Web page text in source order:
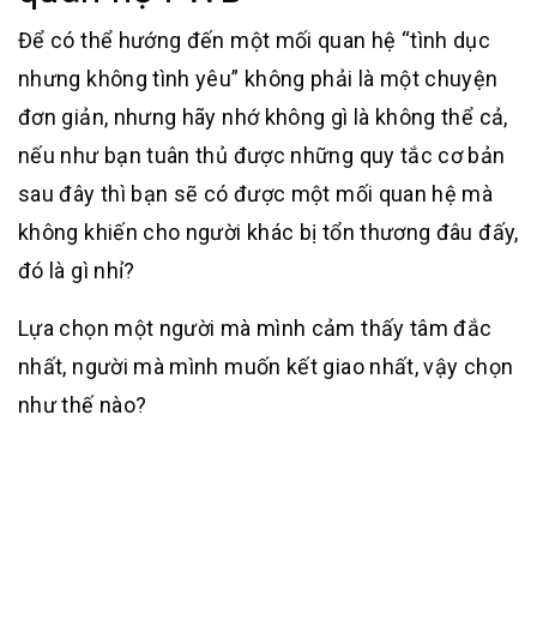
Để có thể hướng đến một mối quan hệ “tình dục
nhưng không tình yêu” không phải là một chuyện
đơn giản, nhưng hãy nhớ không gì là không thể cả,
nếu như bạn tuân thủ được những quy tắc cơ bản
sau đây thì bạn sẽ có được một mối quan hệ mà
không khiến cho người khác bị tổn thương đâu đấy,
đó là gì nhỉ?
Lựa chọn một người mà mình cảm thấy tâm đắc
nhất, người mà mình muốn kết giao nhất, vậy chọn
như thế nào?